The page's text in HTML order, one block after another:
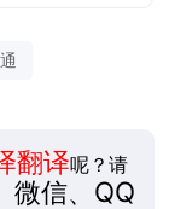
翻译呢？请
微信、QQ